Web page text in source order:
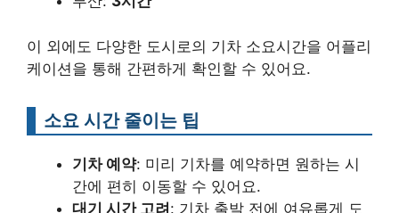
이 외에도 다양한 도시로의 기차 소요시간을 어플리
케이션을 통해 간편하게 확인할 수 있어요.
소요 시간 줄이는 팁
기차 예약: 미리 기차를 예약하면 원하는 시
간에 편히 이동할 수 있어요.
대기 시간 고려: 기차 출발 전에 여유롭게 도